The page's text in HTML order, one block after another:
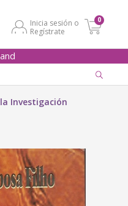
Inicia sesión o
Regístrate
0
Investigación